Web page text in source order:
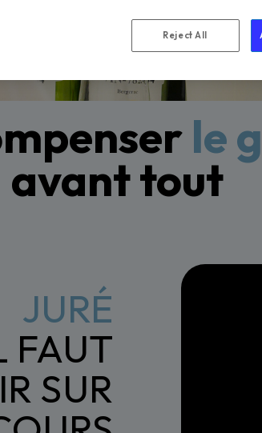
le
avant tout
JURÉ
FAUT
SUR
Reject All